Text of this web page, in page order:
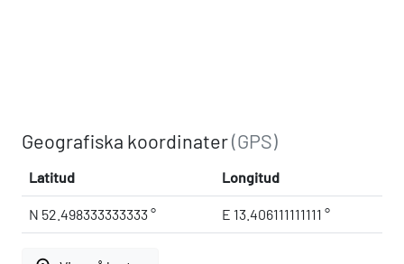
Geografiska koordinater(GPS)
Latitud Longitud
N 52.498333333333 ° E 13.406111111111 °